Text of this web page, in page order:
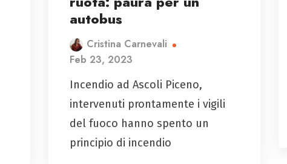
autobus
Cristina Carnevali
Feb 23, 2023
Incendio ad Ascoli Piceno,
intervenuti prontamente i vigili
del fuoco hanno spento un
principio di incendio